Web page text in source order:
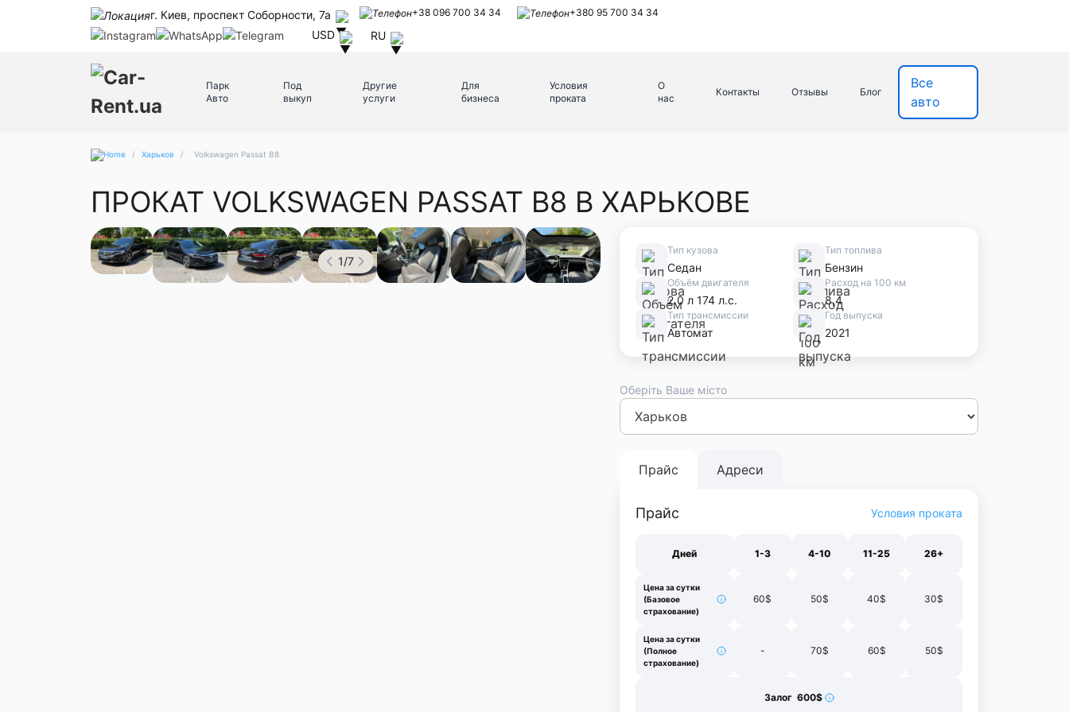
г. Киев, проспект Соборности, 7а +38 096 700 34 34 +380 95 700 34 34
USD RU
Парк
Авто
Под
выкуп
Другие
услуги
Для
бизнеса
Условия
проката
О
нас
Контакты Отзывы Блог
Все
авто
/ Харьков / Volkswagen Passat B8
ПРОКАТ VOLKSWAGEN PASSAT B8 В ХАРЬКОВЕ
1/7
Тип кузова
Седан
Тип топлива
Бензин
Объём двигателя
2.0 л 174 л.с.
Расход на 100 км
8,4
Тип трансмиссии
Автомат
Год выпуска
2021
Оберіть Ваше місто
КиевЛьвовОдесса
Франковск
Прайс Адреси
Прайс Условия проката
Дней 1-3 4-10 11-25 26+
Цена за сутки
(Базовое
страхование)
60$ 50$ 40$ 30$
Цена за сутки
(Полное
страхование)
- 70$ 60$ 50$
Залог 600$